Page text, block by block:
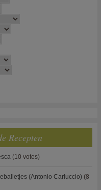
Recepten
(10 votes)
(Antonio Carluccio) (8